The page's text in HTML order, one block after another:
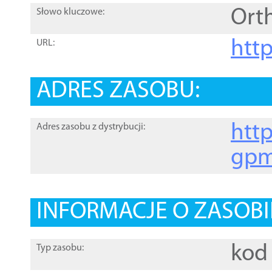
Słowo kluczowe:
URL:
ADRES ZASOBU:
Adres zasobu z dystrybucji:
INFORMACJE O
Typ zasobu: kod